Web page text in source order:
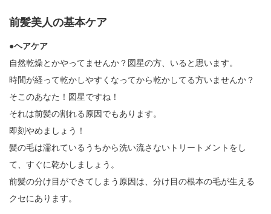
前髪美人の基本ケア
●ヘアケア
自然乾燥とかやってませんか？図星の方、いると思います。
時間が経って乾かしやすくなってから乾かしてる方いませんか？
そこのあなた！図星ですね！
それは前髪の割れる原因でもあります。
即刻やめましょう！
髪の毛は濡れているうちから洗い流さないトリートメントをし
て、すぐに乾かしましょう。
前髪の分け目ができてしまう原因は、分け目の根本の毛が生える
クセにあります。